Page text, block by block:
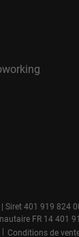
Siret 401 919 824
FR 14 401
Conditions de